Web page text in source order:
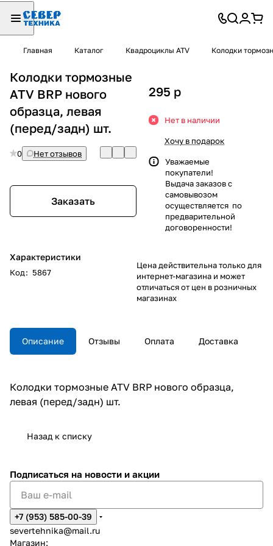
Главная Каталог Квадроциклы ATV Колодки
Колодки тормозные
ATV BRP нового
образца, левая
(перед/задн) шт.
0 Нет отзывов
Заказать
Характеристики
Код: 5867
295 p
Нет в наличии
Хочу в подарок
Уважаемые
покупатели!
Выдача заказов с
самовывозом
осуществляется по
предварительной
договоренности!
Цена действительна только для
интернет-магазина и может
отличаться от цен в розничных
магазинах
Описание Отзывы Оплата Доставка
Колодки тормозные ATV BRP нового образца,
левая (перед/задн) шт.
Назад к списку
Подписаться на новости и акции
+7 (953) 585-00-39
severtehnika@mail.ru
Магазин: